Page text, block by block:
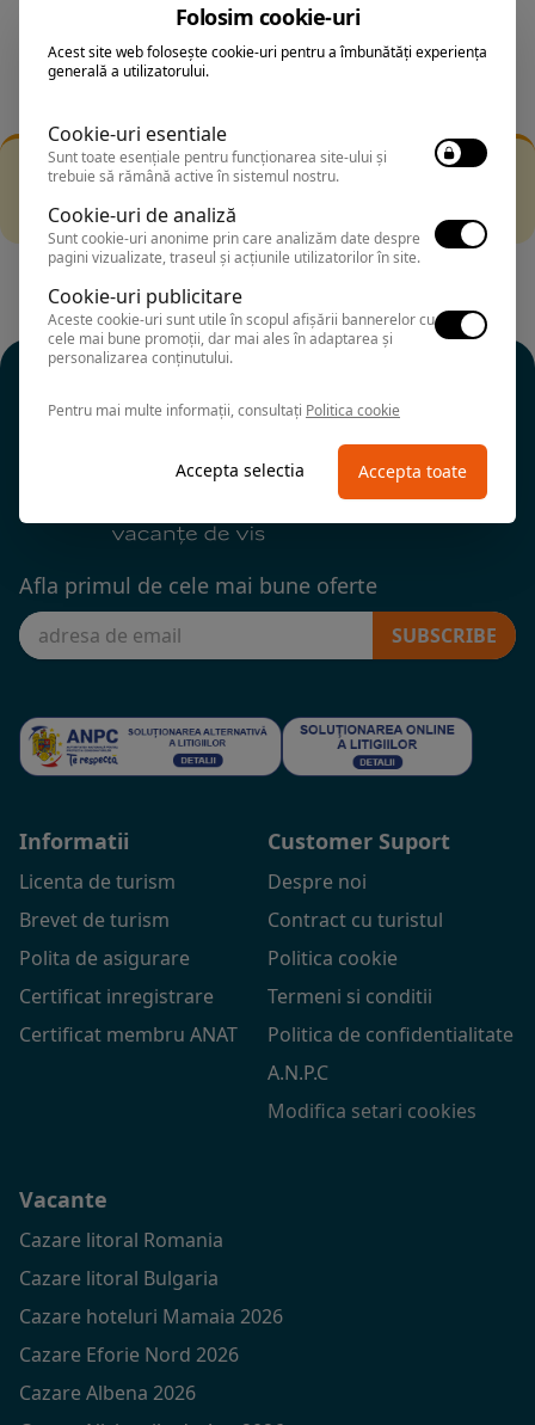
Stele 5-1
Filtrarea nu a returnat niciun rezultat
alte fitre.
Afla primul de cele mai bune oferte
SUBSCRIBE
Informatii
Licenta de turism
Brevet de turism
Polita de asigurare
Certificat inregistrare
Certificat membru ANAT
Customer Suport
Despre noi
Contract cu turistul
Politica cookie
Termeni si conditii
Politica de confidentialitate
A.N.P.C
Modifica setari cookies
Vacante
Cazare litoral Romania
Cazare litoral Bulgaria
Cazare hoteluri Mamaia 2026
Cazare Eforie Nord 2026
Cazare Albena 2026
Folosim cookie-uri
Acest site web folosește cookie-uri pentru a îmbunătăți experiența
generală a utilizatorului.
Cookie-uri esentiale
Sunt toate esențiale pentru funcționarea site-ului și
trebuie să rămână active în sistemul nostru.
Cookie-uri de analiză
Sunt cookie-uri anonime prin care analizăm date despre
pagini vizualizate, traseul și acțiunile utilizatorilor în site.
Cookie-uri publicitare
Aceste cookie-uri sunt utile în scopul afișării bannerelor cu
cele mai bune promoții, dar mai ales în adaptarea și
personalizarea conținutului.
Pentru mai multe informații, consultați Politica cookie
Accepta selectia Accepta toate